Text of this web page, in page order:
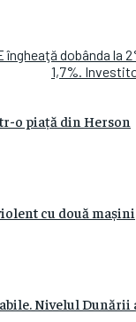
îngheaţă dobânda la
1,7%.
o piață din Herson
cu două mașini
Nivelul Dunării